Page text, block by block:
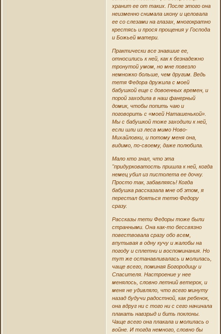
хранит ее от таких. После этого она
неизменно снимала икону и целовала
ее со слезами на глазах, многократно
крестясь и прося прощения у Господа
и Божьей матери.
Практически все знавшие ее,
относились к ней, как к безнадежно
тронутой умом, но мне повезло
немножко больше, чем другим. Ведь
тетя Федора дружила с моей
бабушкой еще с довоенных времен, и
порой заходила в наш фанерный
домик, чтобы попить чаю и
поговорить с «моей Наташенькой».
Мы с бабушкой тоже заходили к ней,
если шли из леса мимо Ново-
Михайловки, и потому меня она,
видимо, по-своему, даже полюбила.
Мало кто знал, что эта
"придурковатость пришла к ней, когда
немец убил из пистолета ее дочку.
Просто так, забавляясь! Когда
бабушка рассказала мне об этом, я
перестал бояться тетю Федору
сразу.
Рассказы тети Федоры тоже были
странными. Она как-то бессвязно
повествовала сразу обо всем,
впутывая в одну кучу и жалобы на
погоду и сплетни и воспоминания. Но
тут же останавливалась и молилась,
чаще всего, поминая Богородицу и
Спасителя. Настроение у нее
менялось, словно летний ветерок, и
меня не удивляло, что всего минуту
назад будучи радостной, как ребенок,
она вдруг ни с того ни с сего начинала
плакать навзрыд и бить поклоны.
Чаще всего она плакала и молилась о
войне. И тогда немного, словно бы